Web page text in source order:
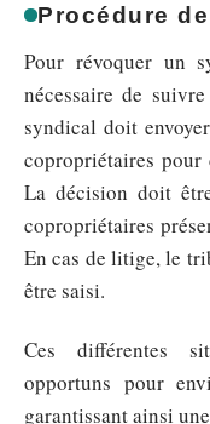
Procédure
Pour révoquer un
nécessaire de
syndical doit
copropriétaires pour
La décision doit
copropriétaires
En cas de litige, le
être saisi.
Ces différentes
opportuns pour
garantissant ainsi